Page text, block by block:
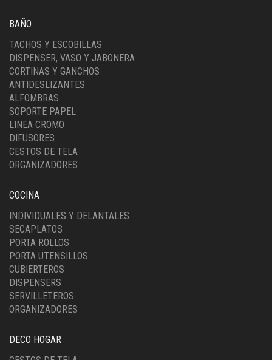
BAÑO
TACHOS Y ESCOBILLAS
DISPENSER, VASO Y JABONERA
CORTINAS Y GANCHOS
ANTIDESLIZANTES
ALFOMBRAS
SOPORTE PAPEL
LINEA CROMO
DIFUSORES
CESTOS DE TELA
ORGANIZADORES
COCINA
INDIVIDUALES Y DELANTALES
SECAPLATOS
PORTA ROLLOS
PORTA UTENSILLOS
CUBIERTEROS
DISPENSERS
SERVILLETEROS
ORGANIZADORES
DECO HOGAR